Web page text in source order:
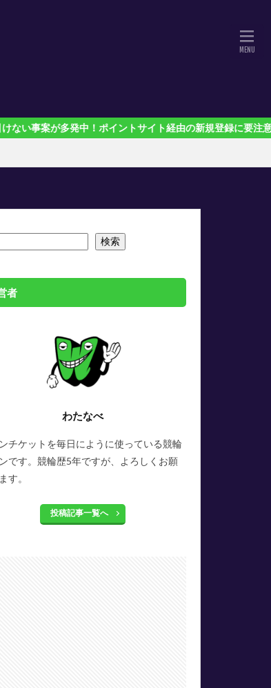
多発中！ポイントサイト経由の新規登録に要注意！
検索
者
わたなべ
チケットを毎日にように使っている競輪
です。競輪歴5年ですが、よろしくお願
す。
投稿記事一覧へ